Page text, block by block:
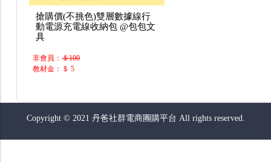
搶購價(不挑色)雙層數據線行
動電源充電線收納包 @包包文
具
非會員：＄100
教材金：＄ 5
Copyright © 2021 丹爸社群電商團購平台 All rights reserved.